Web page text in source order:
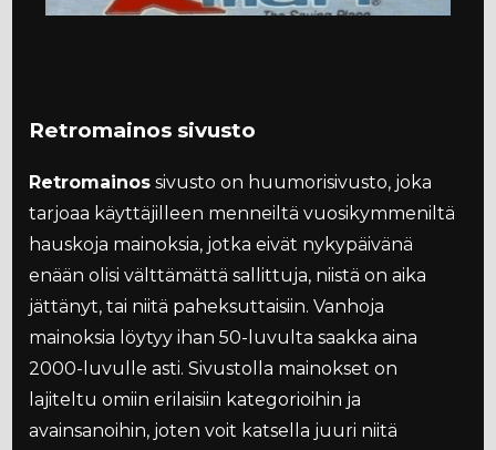
Retromainos sivusto
Retromainos sivusto on huumorisivusto, joka
tarjoaa käyttäjilleen menneiltä vuosikymmeniltä
hauskoja mainoksia, jotka eivät nykypäivänä
enään olisi välttämättä sallittuja, niistä on aika
jättänyt, tai niitä paheksuttaisiin. Vanhoja
mainoksia löytyy ihan 50-luvulta saakka aina
2000-luvulle asti. Sivustolla mainokset on
lajiteltu omiin erilaisiin kategorioihin ja
avainsanoihin, joten voit katsella juuri niitä